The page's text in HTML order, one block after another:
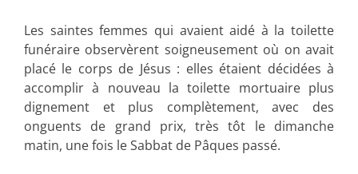
Les saintes femmes qui avaient aidé à la toilette
funéraire observèrent soigneusement où on avait
placé le corps de Jésus : elles étaient décidées à
accomplir à nouveau la toilette mortuaire plus
dignement et plus complètement, avec des
onguents de grand prix, très tôt le dimanche
matin, une fois le Sabbat de Pâques passé.